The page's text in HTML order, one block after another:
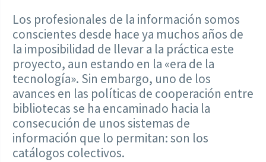
Los profesionales de la información somos
conscientes desde hace ya muchos años de
la imposibilidad de llevar a la práctica este
proyecto, aun estando en la «era de la
tecnología». Sin embargo, uno de los
avances en las políticas de cooperación entre
bibliotecas se ha encaminado hacia la
consecución de unos sistemas de
información que lo permitan: son los
catálogos colectivos.